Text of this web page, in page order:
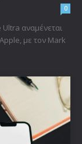
0
αναμένεται
με τον Mark